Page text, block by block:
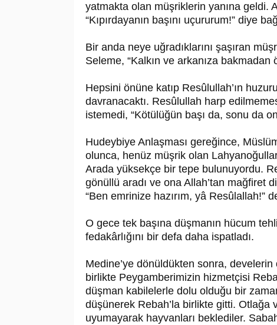
yatmakta olan müşriklerin yanına geldi.
“Kıpırdayanın başını uçururum!” diye
Bir anda neye uğradıklarını şaşıran
Seleme, “Kalkın ve arkanıza
Hepsini önüne katıp Re­sû­lul­lah’ın
davranacaktı. Re­sû­lul­lah harp
istemedi, “Kötülüğün başı da, sonu da
Hudeybiye Anlaşması gereğince,
olunca, henüz müşrik olan
Arada yüksekçe bir tepe bulunuyordu.
gönüllü aradı ve ona Allah’tan mağfiret
“Ben emrinize hazırım, yâ Re­sû­lal­lah!”
O gece tek başına düşmanın hücum
fedakârlığını bir defa daha ispatladı.
Medine’ye dönüldükten sonra,
birlikte Peygamberimizin hizmetçisi
düşman kabilelerle dolu olduğu bir
düşünerek Rebah’la birlikte gitti. Otlağa
uyumayarak hayvanları beklediler.